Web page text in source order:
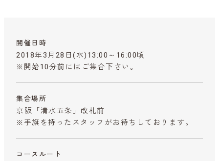
開催日時
2018年3月28日(水)13:00～16:00頃
※開始10分前にはご集合下さい。
集合場所
京阪「清水五条」改札前
※手旗を持ったスタッフがお待ちしております。
コースルート